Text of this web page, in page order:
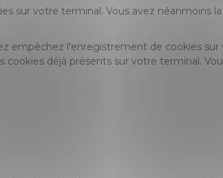
sur votre terminal. Vous avez néanmoins
empêchez l'enregistrement de cookies
déjà présents sur votre terminal.